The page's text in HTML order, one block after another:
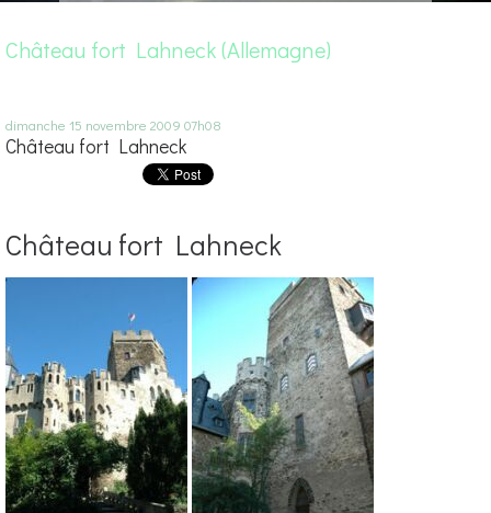
Château fort Lahneck (Allemagne)
dimanche 15 novembre 2009 07h08
Château fort Lahneck
Château fort Lahneck